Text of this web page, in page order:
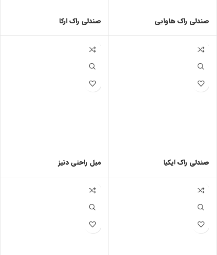
صندلی راک هاوایی صندلی راک ارکا
صندلی راک ایکیا مبل راحتی دنیز